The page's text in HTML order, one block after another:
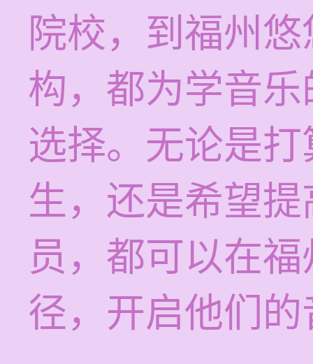
院校，到福州
构，都为学音
选择。无论是
生，还是希望
员，都可以在
径，开启他们